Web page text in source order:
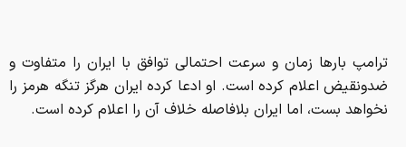
ترامپ بارها زمان و سرعت احتمالی توافق با ایران را متفاوت و
ضدونقیض اعلام کرده است. او ادعا کرده ایران هرگز تنگه هرمز را
نخواهد بست، اما ایران بلافاصله خلاف آن را اعلام کرده است.